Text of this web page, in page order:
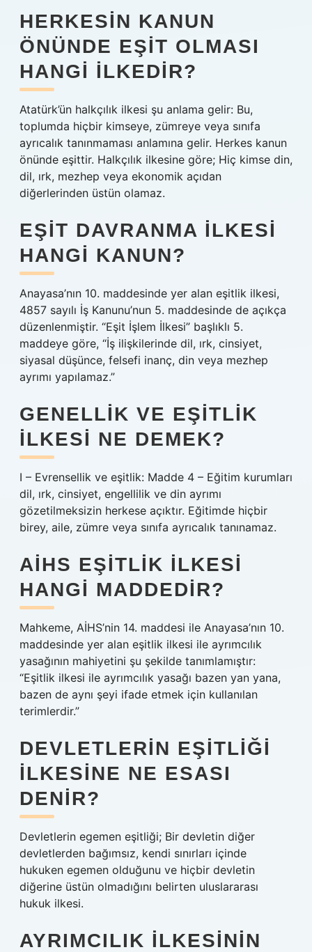
HERKESIN KANUN
ÖNÜNDE EŞIT OLMASI
HANGI ILKEDIR?
Atatürk’ün halkçılık ilkesi şu anlama gelir: Bu,
toplumda hiçbir kimseye, zümreye veya sınıfa
ayrıcalık tanınmaması anlamına gelir. Herkes kanun
önünde eşittir. Halkçılık ilkesine göre; Hiç kimse din,
dil, ırk, mezhep veya ekonomik açıdan
diğerlerinden üstün olamaz.
EŞIT DAVRANMA ILKESI
HANGI KANUN?
Anayasa’nın 10. maddesinde yer alan eşitlik ilkesi,
4857 sayılı İş Kanunu’nun 5. maddesinde de açıkça
düzenlenmiştir. “Eşit İşlem İlkesi” başlıklı 5.
maddeye göre, “İş ilişkilerinde dil, ırk, cinsiyet,
siyasal düşünce, felsefi inanç, din veya mezhep
ayrımı yapılamaz.”
GENELLIK VE EŞITLIK
ILKESI NE DEMEK?
I – Evrensellik ve eşitlik: Madde 4 – Eğitim kurumları
dil, ırk, cinsiyet, engellilik ve din ayrımı
gözetilmeksizin herkese açıktır. Eğitimde hiçbir
birey, aile, zümre veya sınıfa ayrıcalık tanınamaz.
AİHS EŞITLIK ILKESI
HANGI MADDEDIR?
Mahkeme, AİHS’nin 14. maddesi ile Anayasa’nın 10.
maddesinde yer alan eşitlik ilkesi ile ayrımcılık
yasağının mahiyetini şu şekilde tanımlamıştır:
“Eşitlik ilkesi ile ayrımcılık yasağı bazen yan yana,
bazen de aynı şeyi ifade etmek için kullanılan
terimlerdir.”
DEVLETLERIN EŞITLIĞI
ILKESINE NE ESASI
DENIR?
Devletlerin egemen eşitliği; Bir devletin diğer
devletlerden bağımsız, kendi sınırları içinde
hukuken egemen olduğunu ve hiçbir devletin
diğerine üstün olmadığını belirten uluslararası
hukuk ilkesi.
AYRIMCILIK ILKESININ